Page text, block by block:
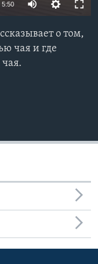
5:50
о том,
чая и где